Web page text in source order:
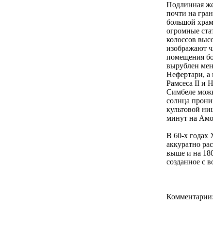
Подлинная
почти на
большой
огромные
колоссов
изображают
помещения
вырублен
Нефертари, а
Рамсеса II и
Симбеле
солнца
культовой
минут на
В 60-х годах
аккуратно
выше и на
созданное с
Комментарии: